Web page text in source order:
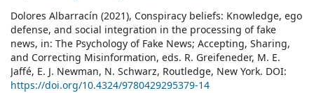
Dolores Albarracín (2021), Conspiracy beliefs: Knowledge, ego
defense, and social integration in the processing of fake
news, in: The Psychology of Fake News; Accepting, Sharing,
and Correcting Misinformation, eds. R. Greifeneder, M. E.
Jaffé, E. J. Newman, N. Schwarz, Routledge, New York. DOI:
https://doi.org/10.4324/9780429295379-14